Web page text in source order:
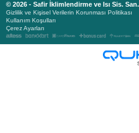
© 2026 - Safir İklimlendirme ve Isı Sis.
Gizlilik ve Kişisel Verilerin Korunması Politikası
Kullanım Koşulları
Çerez Ayarları